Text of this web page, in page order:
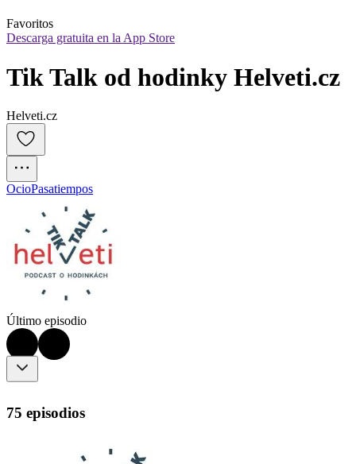
Favoritos
Descarga gratuita en la App Store
Tik Talk od hodinky Helveti.cz
Helveti.cz
OcioPasatiempos
Último episodio
75 episodios